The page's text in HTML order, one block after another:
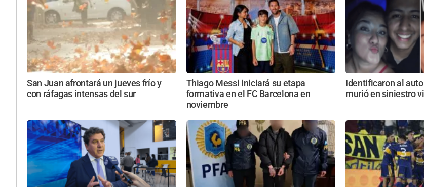
San Juan afrontará un jueves frío y
con ráfagas intensas del sur
Thiago Messi iniciará su etapa
formativa en el FC Barcelona en
noviembre
Identificaron al
murió en siniestro